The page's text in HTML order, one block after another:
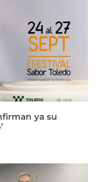
ya su